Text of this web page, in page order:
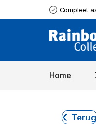
Compleet
Home
Terug